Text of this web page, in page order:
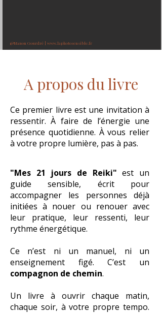
@Manon Gourdré | www.laphotosensible.fr
A propos du livre
Ce premier livre est une invitation à
ressentir. À faire de l’énergie une
présence quotidienne. À vous relier
à votre propre lumière, pas à pas.
"Mes 21 jours de Reiki" est un
guide sensible, écrit pour
accompagner les personnes déjà
initiées à nouer ou renouer avec
leur pratique, leur ressenti, leur
rythme énergétique.
Ce n’est ni un manuel, ni un
enseignement figé. C’est un
compagnon de chemin.
Un livre à ouvrir chaque matin,
chaque soir, à votre propre tempo.